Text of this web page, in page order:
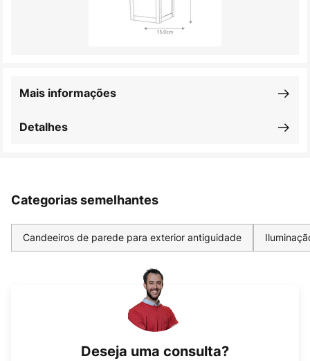
Detalhes
Mais informações
Categorias semelhantes
Candeeiros de parede para exterior antiguidade
Deseja uma consulta?